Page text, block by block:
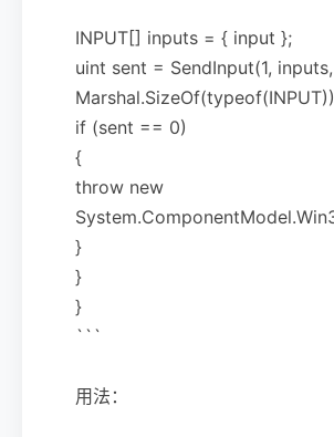
INPUT[] inputs = { input };
uint sent = SendInput(1, inputs,
if (sent == 0)
{
throw new
}
}
}
```
用法：